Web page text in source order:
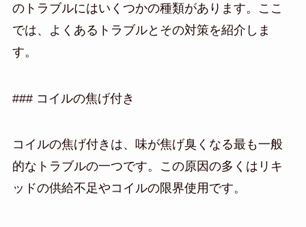
のトラブルにはいくつかの種類があります。ここ
では、よくあるトラブルとその対策を紹介しま
す。
### コイルの焦げ付き
コイルの焦げ付きは、味が焦げ臭くなる最も一般
的なトラブルの一つです。この原因の多くはリキ
ッドの供給不足やコイルの限界使用です。